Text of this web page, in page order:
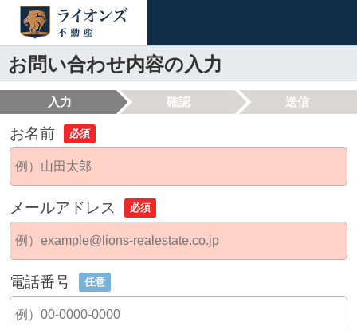
お問い合わせ内容の入力
入力 確認 送信
お名前 必須
メールアドレス 必須
電話番号 任意